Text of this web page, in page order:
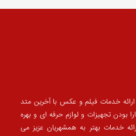
خدمات فیلم و عکس با آخرین متد
بودن تجهیزات و لوازم حرفه ای و بهره
خدمات بهتر به همشهریان عزیز می